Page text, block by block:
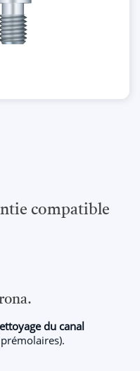
compatible
du canal